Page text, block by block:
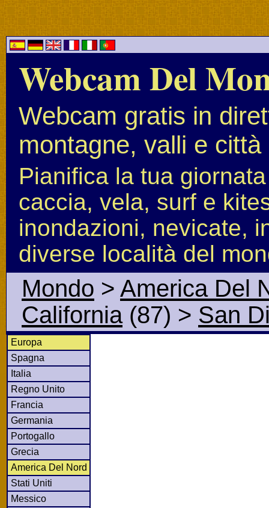
Webcam Del
Webcam gratis in
montagne, valli e città
Pianifica la tua
caccia, vela, surf e
inondazioni, nevicate,
diverse località del
Mondo > America Del
California(87) > San
Europa
Spagna
Italia
Regno Unito
Francia
Germania
Portogallo
Grecia
America Del Nord
Stati Uniti
Messico